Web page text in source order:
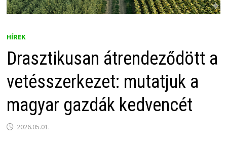
HÍREK
Drasztikusan átrendeződött a
vetésszerkezet: mutatjuk a
magyar gazdák kedvencét
2026.05.01.